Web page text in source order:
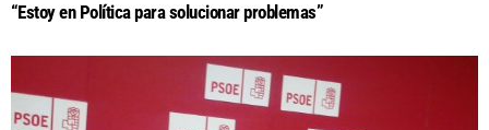
“Estoy en Política para solucionar problemas”